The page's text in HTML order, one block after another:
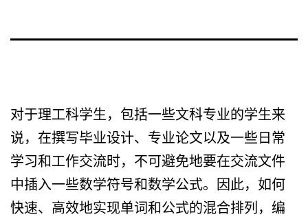
对于理工科学生，包括一些文科专业的学生来
说，在撰写毕业设计、专业论文以及一些日常
学习和工作交流时，不可避免地要在交流文件
中插入一些数学符号和数学公式。因此，如何
快速、高效地实现单词和公式的混合排列，编